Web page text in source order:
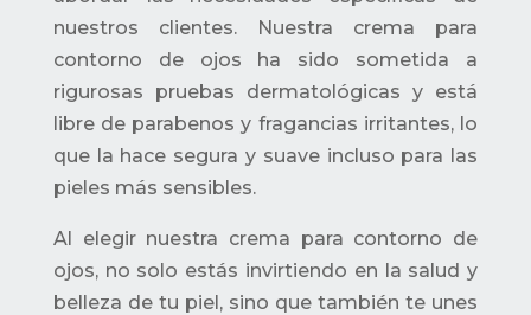
nuestros clientes. Nuestra crema para
contorno de ojos ha sido sometida a
rigurosas pruebas dermatológicas y está
libre de parabenos y fragancias irritantes, lo
que la hace segura y suave incluso para las
pieles más sensibles.
Al elegir nuestra crema para contorno de
ojos, no solo estás invirtiendo en la salud y
belleza de tu piel, sino que también te unes